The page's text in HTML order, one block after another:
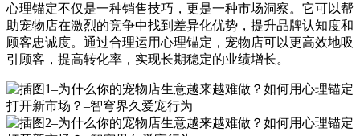
心理锚定不仅是一种销售技巧，更是一种市场洞察。它可以帮
助宠物店在激烈的竞争中找到差异化优势，提升品牌认知度和
顾客忠诚度。通过合理运用心理锚定，宠物店可以更高效地吸
引顾客，提高转化率，实现长期稳定的业绩增长。